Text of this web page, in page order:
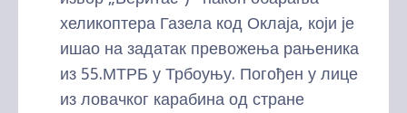
хеликоптера Газела код Оклаја, који је
ишао на задатак превожења рањеника
из 55.МТРБ у Трбоуњу. Погођен у лице
из ловачког карабина од стране